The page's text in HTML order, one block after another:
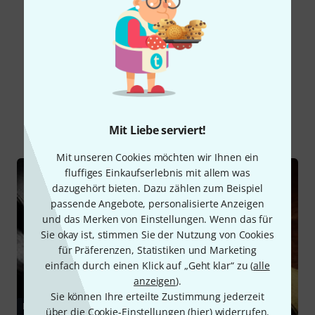
Mit Liebe serviert!
Mit unseren Cookies möchten wir Ihnen ein
fluffiges Einkaufserlebnis mit allem was
dazugehört bieten. Dazu zählen zum Beispiel
passende Angebote, personalisierte Anzeigen
und das Merken von Einstellungen. Wenn das für
Sie okay ist, stimmen Sie der Nutzung von Cookies
für Präferenzen, Statistiken und Marketing
einfach durch einen Klick auf „Geht klar“ zu (alle
anzeigen).
Sie können Ihre erteilte Zustimmung jederzeit
über die Cookie-Einstellungen (hier) widerrufen.
Alle Bewertungen lesen
Schon gewusst?
Alle Ratgeber
RATGEBER